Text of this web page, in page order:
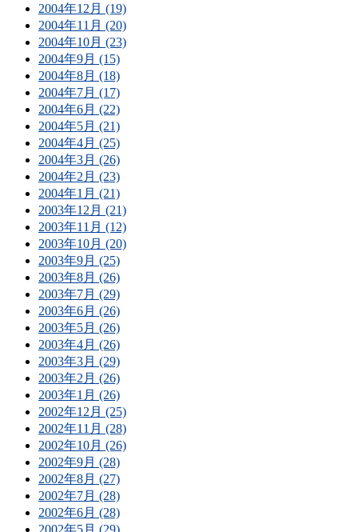
2004年12月 (19)
2004年11月 (20)
2004年10月 (23)
2004年9月 (15)
2004年8月 (18)
2004年7月 (17)
2004年6月 (22)
2004年5月 (21)
2004年4月 (25)
2004年3月 (26)
2004年2月 (23)
2004年1月 (21)
2003年12月 (21)
2003年11月 (12)
2003年10月 (20)
2003年9月 (25)
2003年8月 (26)
2003年7月 (29)
2003年6月 (26)
2003年5月 (26)
2003年4月 (26)
2003年3月 (29)
2003年2月 (26)
2003年1月 (26)
2002年12月 (25)
2002年11月 (28)
2002年10月 (26)
2002年9月 (28)
2002年8月 (27)
2002年7月 (28)
2002年6月 (28)
2002年5月 (29)